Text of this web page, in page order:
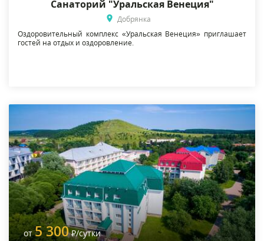
Санаторий "Уральская Венеция"
Добрянка
Оздоровительный комплекс «Уральская Венеция» приглашает
гостей на отдых и оздоровление.
от5 300 Р/сутки